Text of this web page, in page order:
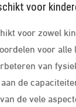
voor
voor zowel
voor
van
de
de vele